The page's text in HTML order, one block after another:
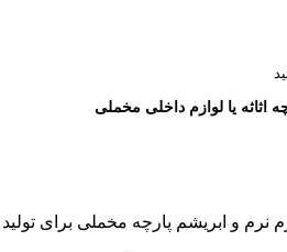
اثاثه یا لوازم داخلی مخملی